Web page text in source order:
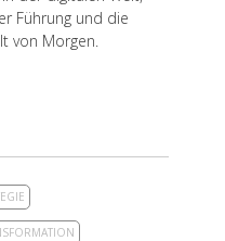
Führung und die
von Morgen.